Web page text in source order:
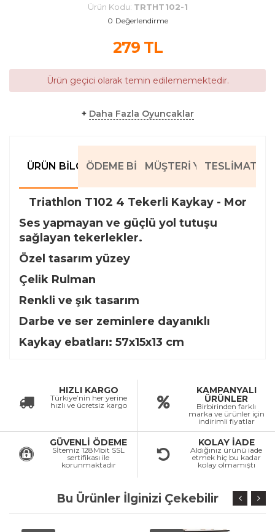
Ürün Kodu: TRTHT102-1
0 Değerlendirme
279TL
Ürün geçici olarak temin edilememektedir.
+ Daha Fazla Oyuncaklar
ÜRÜN BILGILERIÖDEME BILGILERIMÜŞTERI YORUMLARI
TESLIMAT
Triathlon T102 4 Tekerli Kaykay - Mor
Ses yapmayan ve güçlü yol tutuşu
sağlayan tekerlekler.
Özel tasarım yüzey
Çelik Rulman
Renkli ve şık tasarım
Darbe ve ser zeminlere dayanıklı
Kaykay ebatları: 57x15x13 cm
HIZLI KARGO
Türkiye’nin her yerine
hızlı ve ücretsiz kargo
KAMPANYALI
ÜRÜNLER
Birbirinden farklı
marka ve ürünler için
indirimli fiyatlar
GÜVENLİ ÖDEME
Sİtemiz 128Mbit SSL
sertifikası ile
korunmaktadır
KOLAY İADE
Aldığınız ürünü iade
etmek hiç bu kadar
kolay olmamıştı
Bu Ürünler İlginizi Çekebilir